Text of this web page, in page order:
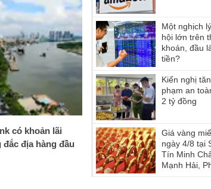
có khoản lãi
đắc địa hàng đầu
Một nghịch
hội lớn trên
khoán, đầu
tiền?
Kiến nghị
phạm an
2 tỷ đồng
Giá vàng
ngày 4/8 tại
Tín Minh
Mạnh Hải,